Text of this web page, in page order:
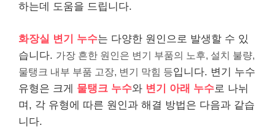
하는데 도움을 드립니다.
화장실 변기 누수는 다양한 원인으로 발생할 수 있
습니다. 가장 흔한 원인은 변기 부품의 노후, 설치 불량,
물탱크 내부 부품 고장, 변기 막힘 등입니다. 변기 누수
유형은 크게 물탱크 누수와 변기 아래 누수로 나뉘
며, 각 유형에 따른 원인과 해결 방법은 다음과 같습
니다.